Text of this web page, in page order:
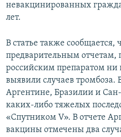
невакцинированных
лет.
В статье также сообщается,
предварительным отчетам,
российским препаратом ни
выявили случаев тромбоза.
Аргентине, Бразилии и
каких-либо тяжелых
«Спутником V». В отчете
вакцины отмечены два